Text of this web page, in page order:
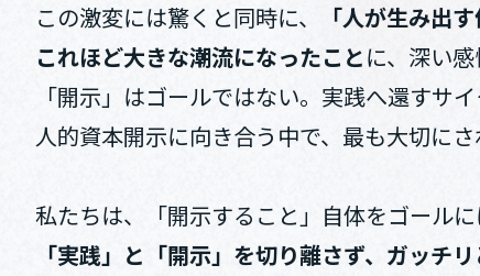
この激変には驚くと同時に、
「人が生み出
これほど大きな潮流になったことに、深い
「開示」はゴールではない。実践へ還すサイ
人的資本開示に向き合う中で、最も大切に
私たちは、「開示すること」自体をゴールに
「実践」と「開示」を切り離さず、ガッチ